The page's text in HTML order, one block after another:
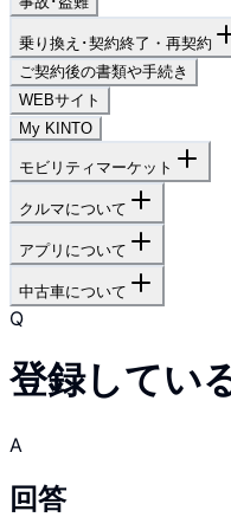
乗り換え･契約終了・再契約
ご契約後の書類や手続き
WEBサイト
My KINTO
モビリティマーケット
クルマについて
アプリについて
中古車について
Q
登録してい
A
回答